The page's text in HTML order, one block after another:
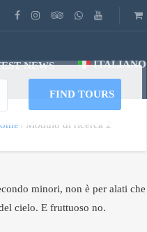
NEWS ITALIANO
Modulo di ricerca 2
FIND TOURS
minori, non è per alati che
cielo. E fruttuoso no.